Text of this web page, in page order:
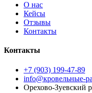
О нас
Кейсы
Отзывы
Контакты
Контакты
+7 (903) 199-47-89
info@кровельные-
Орехово-Зуевский